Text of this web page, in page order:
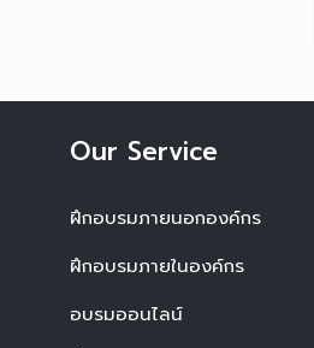
Our Service
ฝึกอบรมภายนอกองค์กร
ฝึกอบรมภายในองค์กร
อบรมออนไลน์